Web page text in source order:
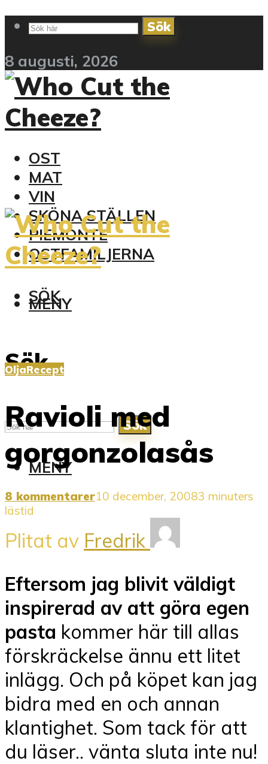
Sök
8 augusti, 2026
OST
MAT
VIN
SKÖNA STÄLLEN
PIEMONTE
OSTFAMILJERNA
SÖK
Sök
Sök
MENY
MENY
OljaRecept
Ravioli med
gorgonzolasås
8 kommentarer10 december, 20083 minuters
lästid
Plitat av Fredrik
Eftersom jag blivit väldigt
inspirerad av att göra egen
pasta kommer här till allas
förskräckelse ännu ett litet
inlägg. Och på köpet kan jag
bidra med en och annan
klantighet. Som tack för att
du läser.. vänta sluta inte nu!